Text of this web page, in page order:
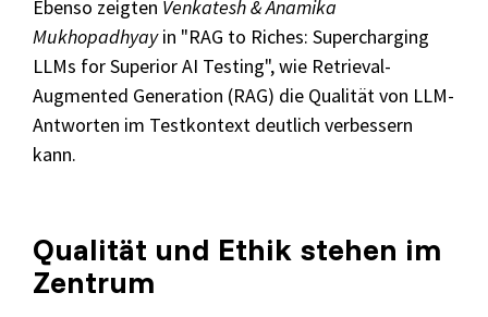
Ebenso zeigten Venkatesh & Anamika
Mukhopadhyayin "RAG to Riches: Supercharging
LLMs for Superior AI Testing", wie Retrieval-
Augmented Generation (RAG) die Qualität von LLM-
Antworten im Testkontext deutlich verbessern
kann.
Qualität und Ethik stehen im
Zentrum